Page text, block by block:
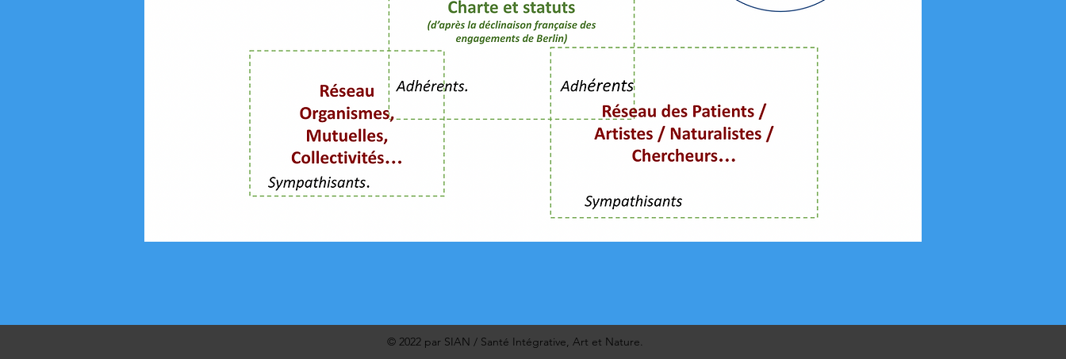
© 2022 par SIAN / Santé Intégrative, Art et Nature.